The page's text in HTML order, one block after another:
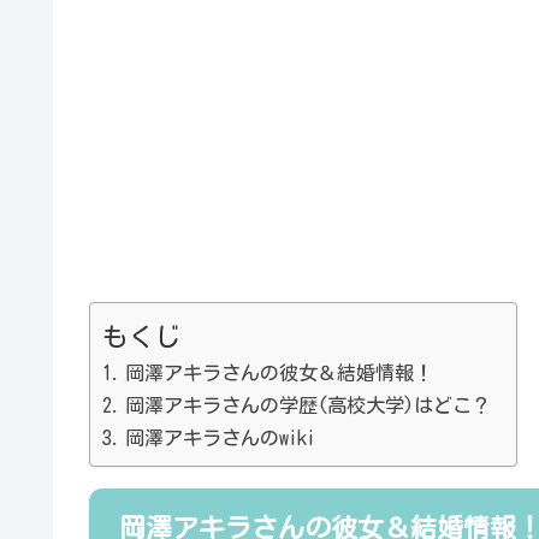
もくじ
岡澤アキラさんの彼女＆結婚情報！
岡澤アキラさんの学歴(高校大学)はどこ？
岡澤アキラさんのwiki
岡澤アキラさんの彼女＆結婚情報